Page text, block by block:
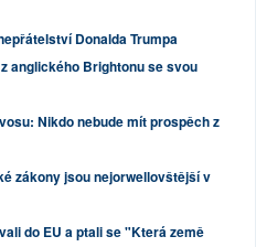
Donalda Trumpa
anglického Brightonu se svou
Nikdo nebude mít prospěch z
zákony jsou nejorwellovštější v
do EU a ptali se "Která země